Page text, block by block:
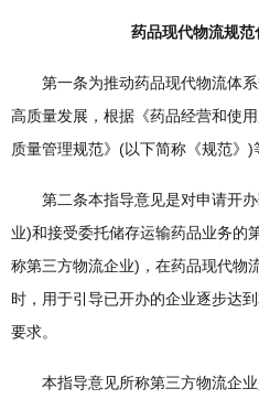
药品现代物流规
第一条为推动药品现代物流体系
高质量发展，根据《药品经营和使
质量管理规范》(以下简称《规范》)
第二条本指导意见是对申请开办
业)和接受委托储存运输药品业务的
称第三方物流企业)，在药品现代物
时，用于引导已开办的企业逐步达
要求。
本指导意见所称第三方物流企业